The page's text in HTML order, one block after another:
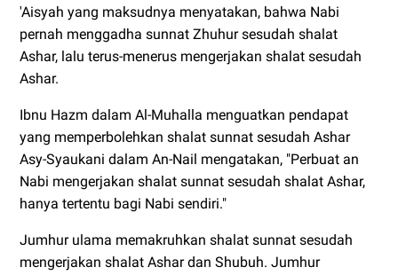
'Aisyah yang maksudnya menyatakan, bahwa Nabi
pernah menggadha sunnat Zhuhur sesudah shalat
Ashar, lalu terus-menerus mengerjakan shalat sesudah
Ashar.
Ibnu Hazm dalam Al-Muhalla menguatkan pendapat
yang memperbolehkan shalat sunnat sesudah Ashar
Asy-Syaukani dalam An-Nail mengatakan, "Perbuat an
Nabi mengerjakan shalat sunnat sesudah shalat Ashar,
hanya tertentu bagi Nabi sendiri."
Jumhur ulama memakruhkan shalat sunnat sesudah
mengerjakan shalat Ashar dan Shubuh. Jumhur